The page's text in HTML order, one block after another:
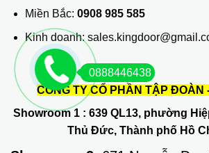
Miền Bắc: 0908 985 585
Kinh doanh:
CÔNG TY CỔ PHẦN TẬP ĐOÀN
Showroom 1: 639 QL13, phường
Thủ Đức, Thành phố Hồ
0888446438